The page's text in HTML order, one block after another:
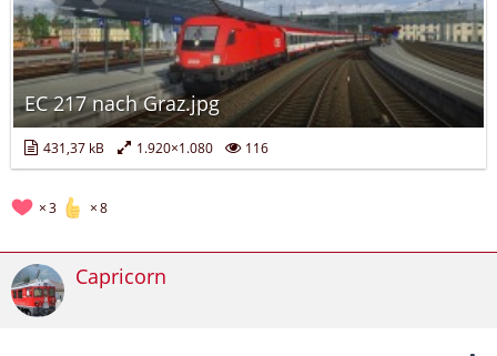
EC 217 nach Graz.jpg
431,37 kB 1.920×1.080 116
3 8
Capricorn